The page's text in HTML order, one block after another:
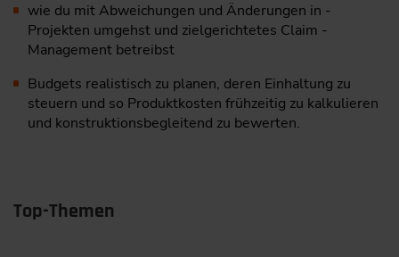
wie du mit Abweichungen und Änderungen in ­
Projekten ­um­gehst und zielgerichtetes Claim ­
Management betreibst
Budgets realistisch zu planen, deren Einhaltung zu
steuern und so Produktkosten frühzeitig zu kalku­lieren
und konstruktions­begleitend zu bewerten.
Top-Themen